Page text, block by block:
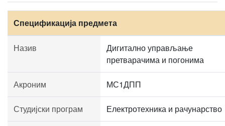
Спецификација предмета
Назив
Дигитално управљање
претварачима и погонима
Акроним МС1ДПП
Студијски програм Електротехника и рачунарство